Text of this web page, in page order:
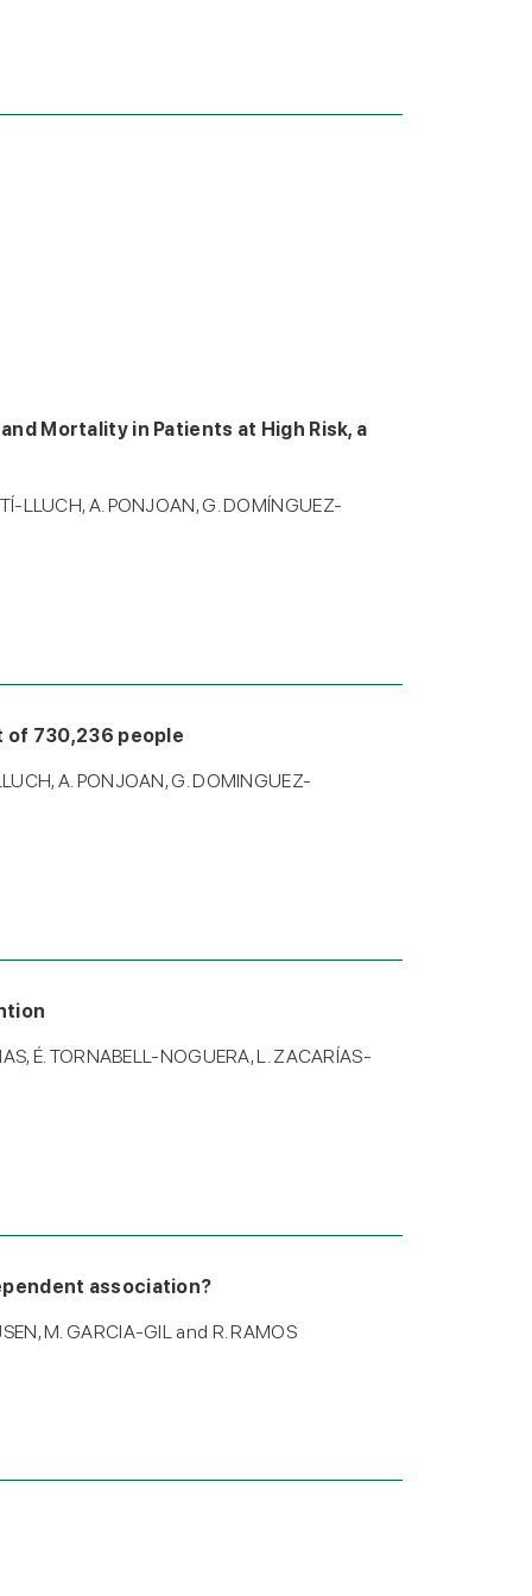
Mortality in Patients at High Risk, a
LLUCH, A. PONJOAN, G. DOMÍNGUEZ-
of 730,236 people
A. PONJOAN, G. DOMINGUEZ-
É. TORNABELL-NOGUERA, L. ZACARÍAS-
association?
M. GARCIA-GIL and R. RAMOS